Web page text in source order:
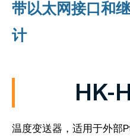
带以太网接口和
计
HK-
温度变送器，适用于外部